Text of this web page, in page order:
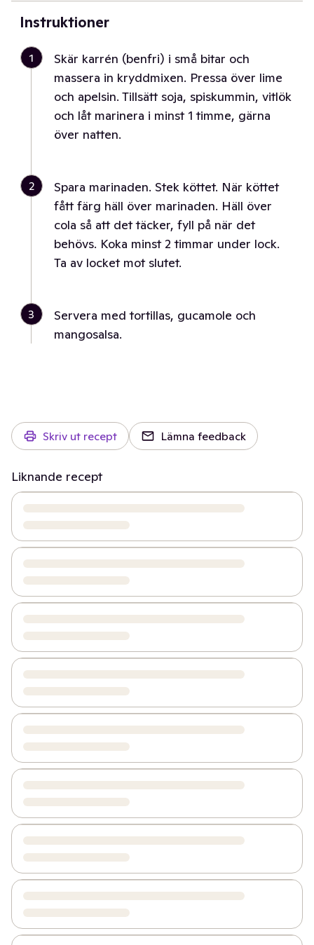
Instruktioner
1
Skär karrén (benfri) i små bitar och
massera in kryddmixen. Pressa över lime
och apelsin. Tillsätt soja, spiskummin, vitlök
och låt marinera i minst 1 timme, gärna
över natten.
2
Spara marinaden. Stek köttet. När köttet
fått färg häll över marinaden. Häll över
cola så att det täcker, fyll på när det
behövs. Koka minst 2 timmar under lock.
Ta av locket mot slutet.
3
Servera med tortillas, gucamole och
mangosalsa.
Skriv ut recept Lämna feedback
Liknande recept